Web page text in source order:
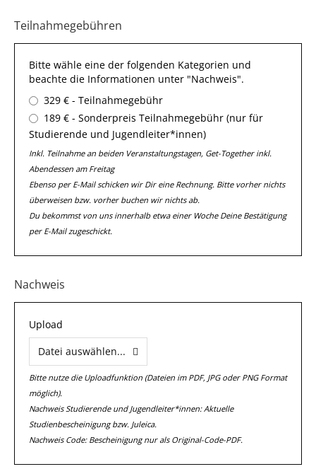
Business
Email *
Teilnahmegebühren
Bitte wähle eine der folgenden Kategorien und
beachte die Informationen unter "Nachweis".
329 € - Teilnahmegebühr
189 € - Sonderpreis Teilnahmegebühr (nur für
Studierende und Jugendleiter*innen)
Inkl. Teilnahme an beiden Veranstaltungstagen, Get-Together inkl.
Abendessen am Freitag
Ebenso per E-Mail schicken wir Dir eine Rechnung. Bitte vorher nichts
überweisen bzw. vorher buchen wir nichts ab.
Du bekommst von uns innerhalb etwa einer Woche Deine Bestätigung
per E-Mail zugeschickt.
Nachweis
Upload
Datei auswählen...
Bitte nutze die Uploadfunktion (Dateien im PDF, JPG oder PNG Format
möglich).
Nachweis Studierende und Jugendleiter*innen: Aktuelle
Studienbescheinigung bzw. Juleica.
Nachweis Code: Bescheinigung nur als Original-Code-PDF.